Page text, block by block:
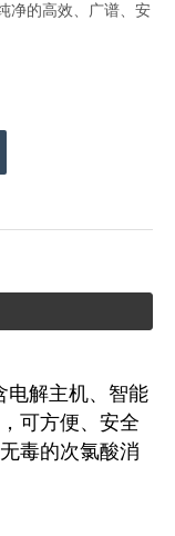
净的高效、广谱、安
电解主机、智能
可方便、安全
毒的次氯酸消